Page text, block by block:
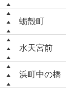
蛎殻町
水天宮前
浜町中の橋